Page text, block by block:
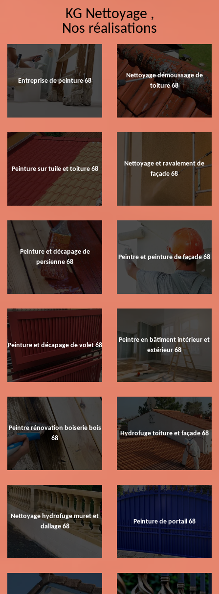
KG Nettoyage ,
Nos réalisations
Entreprise de peinture 68
Nettoyage démoussage de
toiture 68
Peinture sur tuile et toiture 68
Nettoyage et ravalement de
façade 68
Peinture et décapage de
persienne 68
Peintre et peinture de façade 68
Peinture et décapage de volet 68
Peintre en bâtiment intérieur et
extérieur 68
Peintre rénovation boiserie bois
68
Hydrofuge toiture et façade 68
Nettoyage hydrofuge muret et
dallage 68
Peinture de portail 68